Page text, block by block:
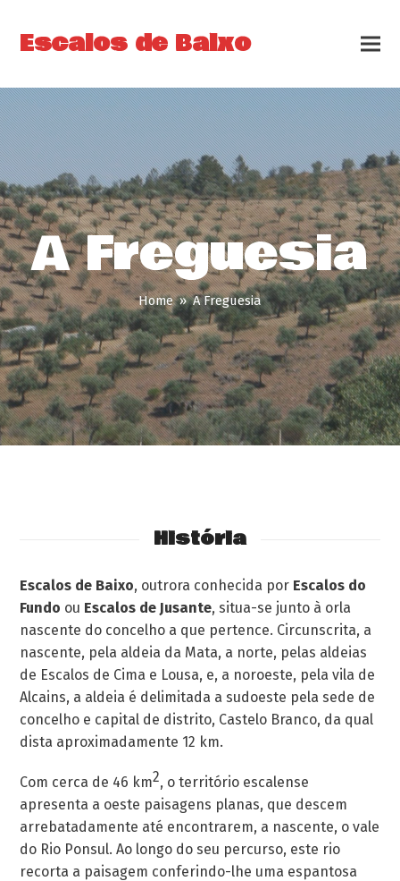
Escalos de Baixo
A Freguesia
Home»A Freguesia
História
Escalos de Baixo, outrora conhecida por Escalos do
Fundo ou Escalos de Jusante, situa-se junto à orla
nascente do concelho a que pertence. Circunscrita, a
nascente, pela aldeia da Mata, a norte, pelas aldeias
de Escalos de Cima e Lousa, e, a noroeste, pela vila de
Alcains, a aldeia é delimitada a sudoeste pela sede de
concelho e capital de distrito, Castelo Branco, da qual
dista aproximadamente 12 km.
Com cerca de 46 km2, o território escalense
apresenta a oeste paisagens planas, que descem
arrebatadamente até encontrarem, a nascente, o vale
do Rio Ponsul. Ao longo do seu percurso, este rio
recorta a paisagem conferindo-lhe uma espantosa